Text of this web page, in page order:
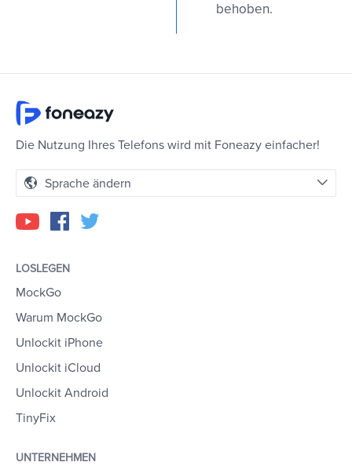
behoben.
Die Nutzung Ihres Telefons wird mit Foneazy einfacher!
Sprache ändern
LOSLEGEN
MockGo
Warum MockGo
Unlockit iPhone
Unlockit iCloud
Unlockit Android
TinyFix
UNTERNEHMEN